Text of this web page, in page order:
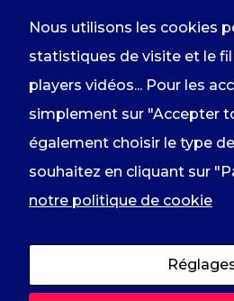
En renseignant votre
vous acceptez de
l'information du
électronique et vous
connaissance de notre
Nous utilisons les cookies
statistiques de visite et le
players vidéos... Pour les
simplement sur "Accepter
également choisir le type
souhaitez en cliquant sur
notre politique de cookie